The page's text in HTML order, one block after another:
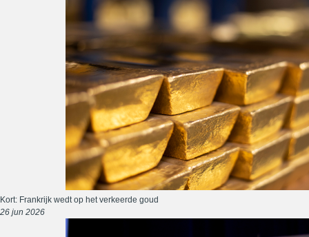
Kort: Frankrijk wedt op het verkeerde goud
26 jun 2026